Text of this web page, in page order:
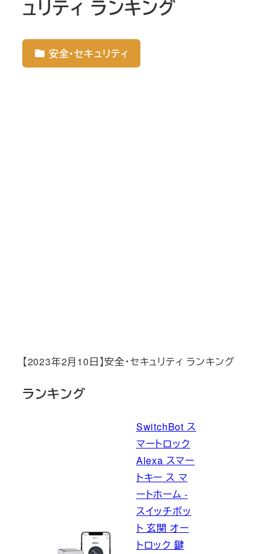
ュリティ ランキング
安全・セキュリティ
【2023年2月10日】安全・セキュリティ ランキング
ランキング
SwitchBot ス
マートロック
Alexa スマー
トキー ス マ
ートホーム -
スイッチボッ
ト 玄関 オー
トロック 鍵